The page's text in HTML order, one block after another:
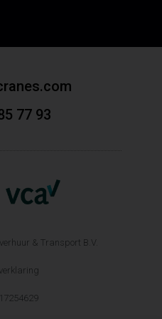
77 93
& Transport B.V.